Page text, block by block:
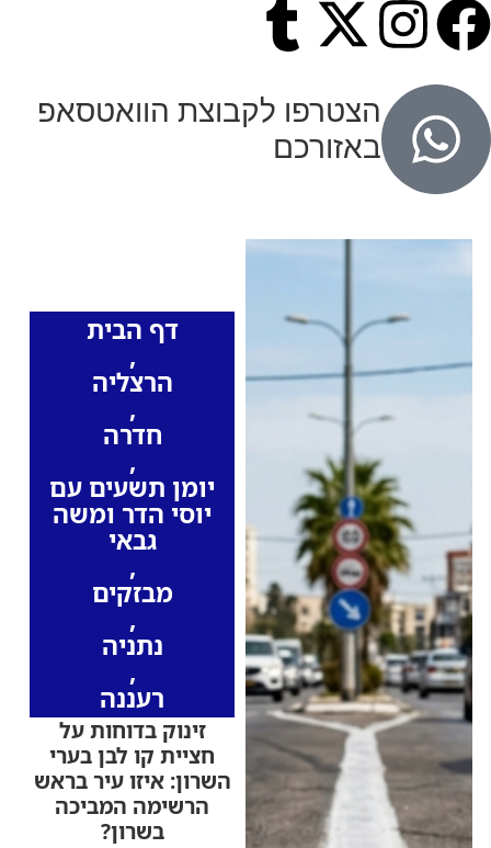
הצטרפו לקבוצת הוואטסאפ
באזורכם
דף הבית
,
הרצליה
,
חדרה
,
יומן תשעים עם
יוסי הדר ומשה
גבאי
,
מבזקים
,
נתניה
,
רעננה
זינוק בדוחות על
חציית קו לבן בערי
השרון: איזו עיר בראש
הרשימה המביכה
בשרון?